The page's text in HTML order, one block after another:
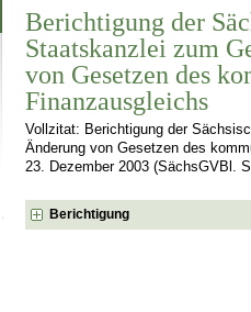
Berichtigung der
Staatskanzlei zum
von Gesetzen des
Finanzausgleichs
Vollzitat: Berichtigung der
Änderung von Gesetzen des
23. Dezember 2003 (SächsGVBl.
Berichtigung